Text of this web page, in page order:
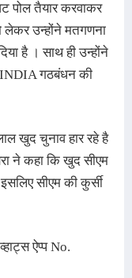
पोल तैयार करवाकर
लेकर उन्होंने मतगणना
है । साथ ही उन्होंने
गठबंधन की
खुद चुनाव हार रहे है
ने कहा कि खुद सीएम
इसलिए सीएम की कुर्सी
ऐप्प No.